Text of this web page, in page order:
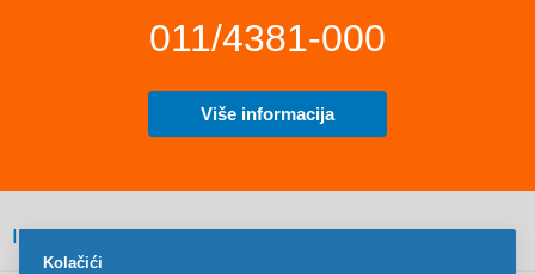
011/4381-000
Više informacija
INFORMACIJE
Kolačići